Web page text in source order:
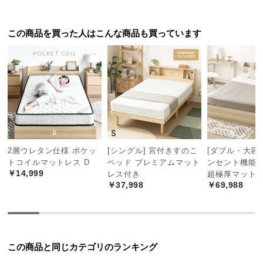
て
開
梱
設
置
サ
ー
ビ
ス
に
て
搬
こだわりの8層構造
8層もの内部構造が高いクッション性や耐久性を生み
出し、しっかりと体圧を分散します。
この商品を買った人はこんな商品も買っています
2層ウレタン仕様 ポケッ
トコイルマットレス D
￥14,999
[シングル] 宮付きすのこ
ベッド プレミアムマット
レス付き
￥37,998
[ダブル・大容
ンセント機能
超極厚マット
￥69,988
この商品と同じカテゴリのランキング